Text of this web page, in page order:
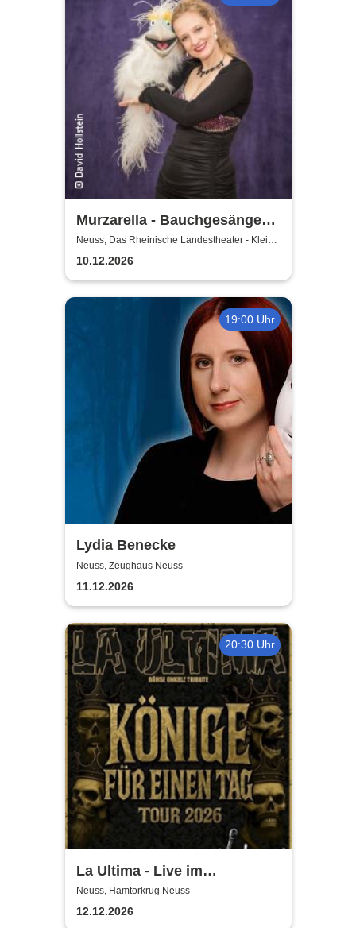
Murzarella - Bauchgesänge
und andere Ungereimtheiten
Neuss, Das Rheinische Landestheater - Kleine
Bühne
10.12.2026
19:00 Uhr
Lydia Benecke
Neuss, Zeughaus Neuss
11.12.2026
20:30 Uhr
La Ultima - Live im
Hamtorkrug! | Könige für
einen Tag
Neuss, Hamtorkrug Neuss
12.12.2026